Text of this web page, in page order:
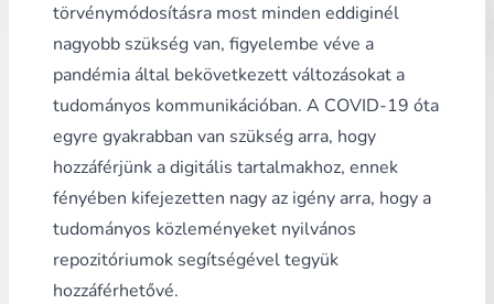
törvénymódosításra most minden eddiginél
nagyobb szükség van, figyelembe véve a
pandémia által bekövetkezett változásokat a
tudományos kommunikációban. A COVID-19 óta
egyre gyakrabban van szükség arra, hogy
hozzáférjünk a digitális tartalmakhoz, ennek
fényében kifejezetten nagy az igény arra, hogy a
tudományos közleményeket nyilvános
repozitóriumok segítségével tegyük
hozzáférhetővé.